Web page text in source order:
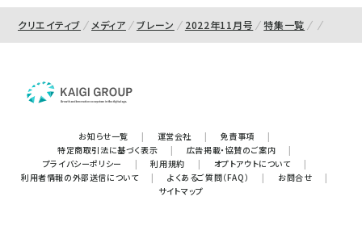
クリエイティブ メディア ブレーン 2022年11月号 特集一覧
お知らせ一覧 | 運営会社 | 免責事項
|
特定商取引法に基づく表示
| 広告掲載・協賛のご案内
|
プライバシーポリシー
| 利用規約 | オプトアウトについて
|
利用者情報の外部送信について
| よくあるご質問（FAQ） | お問合せ
|
サイトマップ